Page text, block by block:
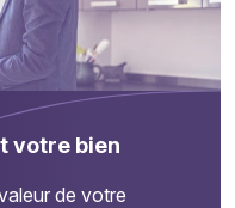
votre bien
de votre